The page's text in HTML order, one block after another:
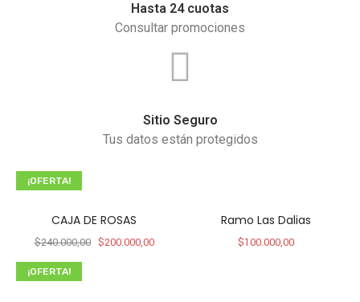
Hasta 24 cuotas
Consultar promociones
Sitio Seguro
Tus datos están protegidos
¡OFERTA!
CAJA DE ROSAS
$240.000,00 $200.000,00
Ramo Las Dalias
$100.000,00
¡OFERTA!